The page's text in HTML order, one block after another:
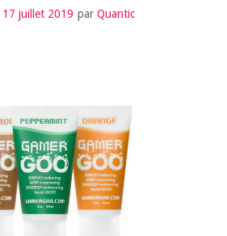
17 juillet 2019 par Quantic